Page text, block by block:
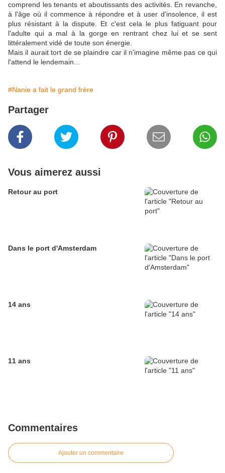
comprend les tenants et aboutissants des activités. En revanche,
à l'âge où il commence à répondre et à user d'insolence, il est
plus résistant à la dispute. Et c'est cela le plus fatiguant pour
l'adulte qui a mal à la gorge en rentrant chez lui et se sent
littéralement vidé de toute son énergie.
Mais il aurait tort de se plaindre car il n'imagine même pas ce qui
l'attend le lendemain...
#Nanie a fait le grand frère
Partager
Vous aimerez aussi
Retour au port
Dans le port d'Amsterdam
14 ans
11 ans
Commentaires
Ajouter un commentaire